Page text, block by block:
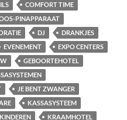
COMFORT TIME
PINAPPARAAT
DJ
DRANKJES
EVENEMENT
EXPO CENTERS
GEBOORTEHOTEL
JE BENT ZWANGER
KASSASYSTEEM
KINDEREN KRAAMHOTEL